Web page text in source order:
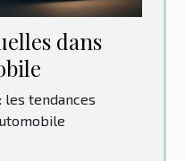
dans
les tendances